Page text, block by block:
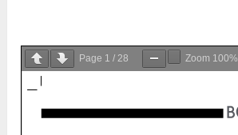
Page 1 /28 Zoom 100%